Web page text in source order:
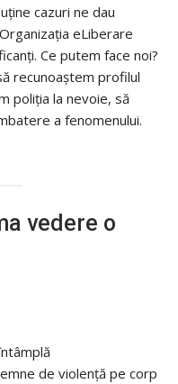
cazuri ne dau
eLiberare
Ce putem face noi?
recunoaștem profilul
poliția la nevoie, să
a fenomenului.
vedere o
de violență pe corp